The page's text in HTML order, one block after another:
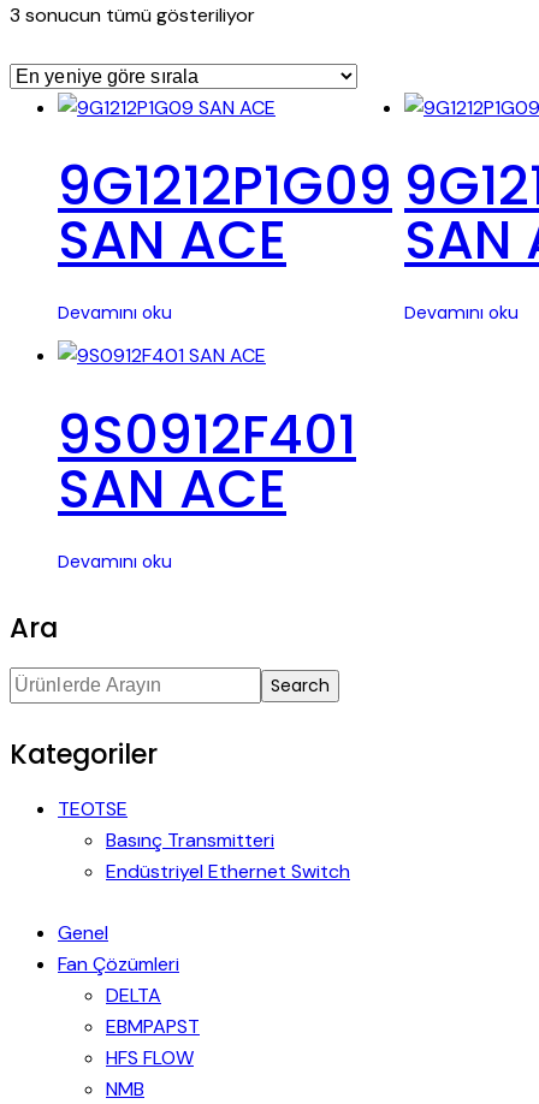
3 sonucun tümü gösteriliyorEn
sıralandı
9G1212P1G09
SAN ACE
Devamını oku
SAN
Devamını oku
9S0912F401
SAN ACE
Devamını oku
Ara
Search
Kategoriler
TEOTSE
Basınç Transmitteri
Endüstriyel Ethernet Switch
Genel
Fan Çözümleri
DELTA
EBMPAPST
HFS FLOW
NMB